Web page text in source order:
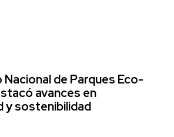
Nacional de Parques Eco-
avances en
y sostenibilidad